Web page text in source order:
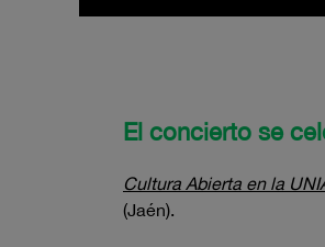
El concierto se
Cultura Abierta en la
(Jaén).